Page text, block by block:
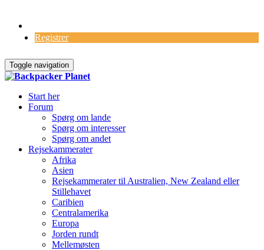
Registrer
Toggle navigation
Start her
Forum
Spørg om lande
Spørg om interesser
Spørg om andet
Rejsekammerater
Afrika
Asien
Rejsekammerater til Australien, New Zealand eller
Stillehavet
Caribien
Centralamerika
Europa
Jorden rundt
Mellemøsten